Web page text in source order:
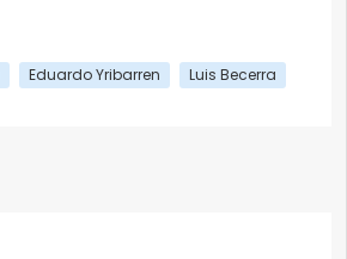
Eduardo Yribarren Luis Becerra